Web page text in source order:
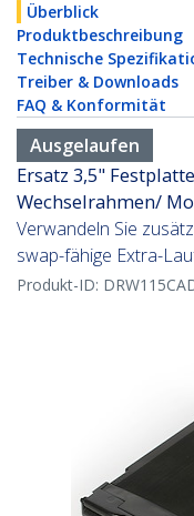
Überblick
Produktbeschreibung
Technische
Treiber & Downloads
FAQ & Konformität
Ausgelaufen
Ersatz 3,5"
Wechselrahmen/
Verwandeln Sie
swap-fähige Extra-
Produkt-ID: